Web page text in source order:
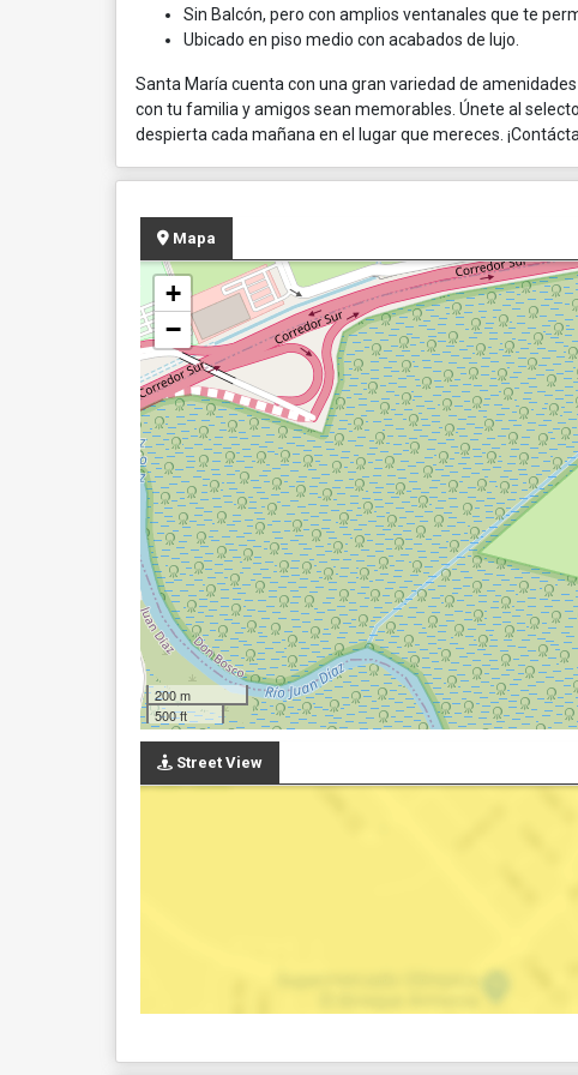
Sin Balcón, pero con amplios ventanales que te
Ubicado en piso medio con acabados de lujo.
Santa María cuenta con una gran variedad de
con tu familia y amigos sean memorables. Únete al
despierta cada mañana en el lugar que mereces.
Mapa
+
−
200 m
500 ft
Street View